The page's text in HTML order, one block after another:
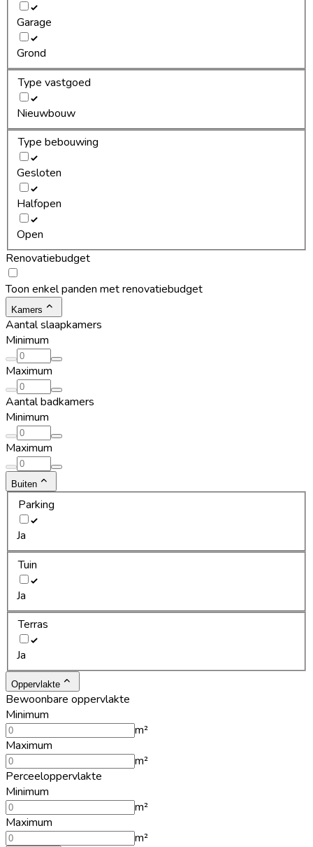
Garage
Grond
Type vastgoed
Nieuwbouw
Type bebouwing
Gesloten
Halfopen
Open
Renovatiebudget
Toon enkel panden met renovatiebudget
Kamers
Aantal slaapkamers
Minimum
Maximum
Aantal badkamers
Minimum
Maximum
Buiten
Parking
Ja
Tuin
Ja
Terras
Ja
Oppervlakte
Bewoonbare oppervlakte
Minimum
m²
Maximum
m²
Perceeloppervlakte
Minimum
m²
Maximum
m²